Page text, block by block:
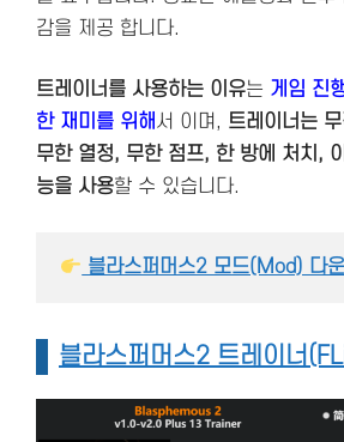
감을 제공 합니다.
트레이너를 사용하는 이유는 게임 진
한 재미를 위해서 이며, 트레이너는
무한 열정, 무한 점프, 한 방에 처치,
능을 사용할 수 있습니다.
블라스퍼머스2 모드(Mod) 다
블라스퍼머스2 트레이너